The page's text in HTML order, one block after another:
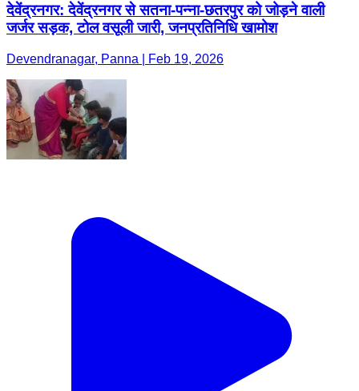
देवेंद्रनगर: देवेंद्रनगर से सतना-पन्ना-छतरपुर को जोड़ने वाली
जर्जर सड़क, टोल वसूली जारी, जनप्रतिनिधि खामोश
Devendranagar, Panna | Feb 19, 2026